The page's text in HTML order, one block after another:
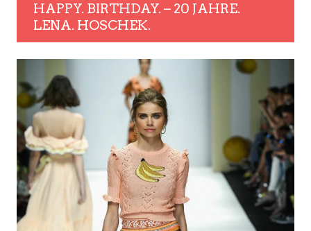
HAPPY. BIRTHDAY. – 20 JAHRE.
LENA. HOSCHEK.